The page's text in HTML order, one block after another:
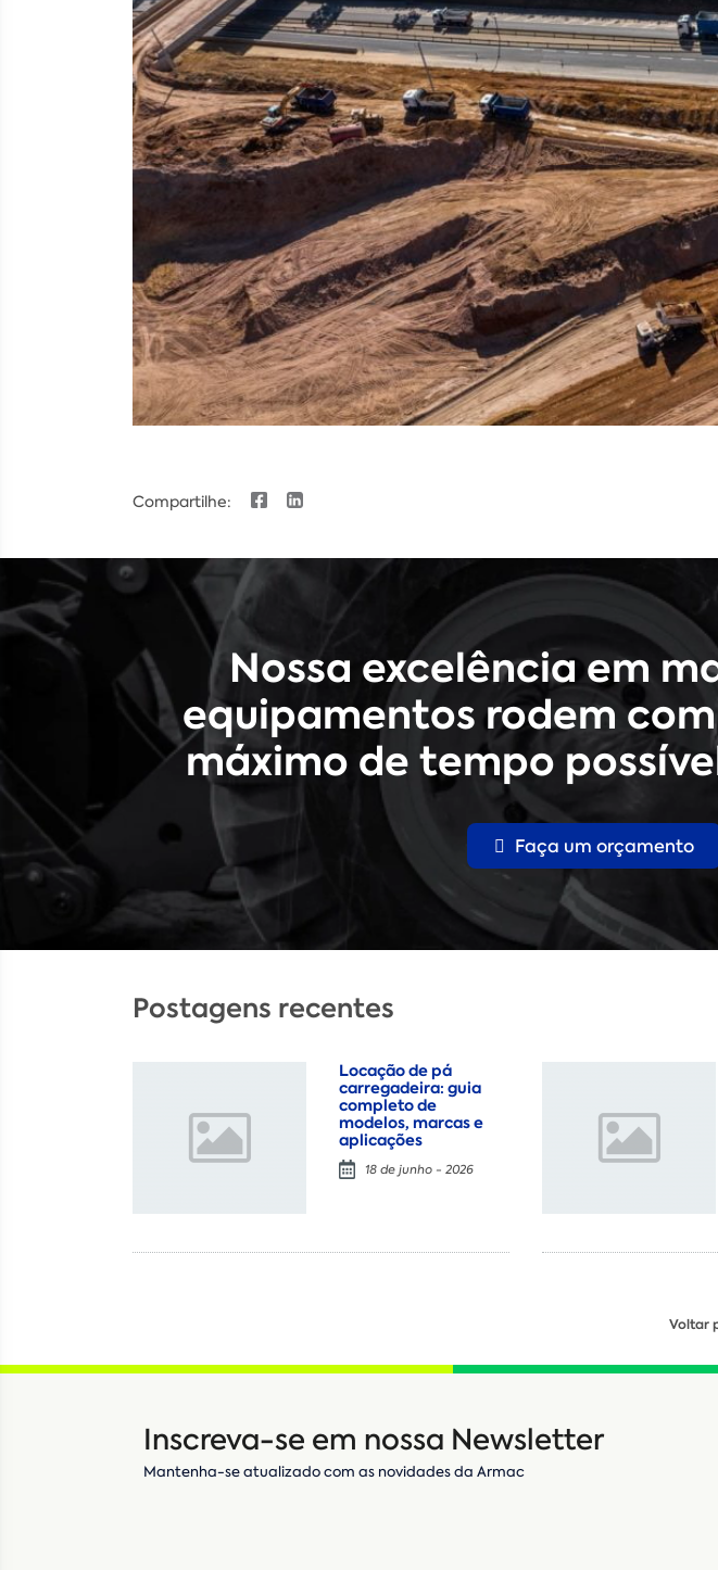
Compartilhe:
Nossa excelência em
equipamentos rodem
máximo de tempo
Faça um orçamento
Postagens recentes
Locação de pá
carregadeira: guia
completo de
modelos, marcas e
aplicações
18 de junho - 2026
Voltar
Inscreva-se em nossa Newsletter
Mantenha-se atualizado com as novidades da Armac